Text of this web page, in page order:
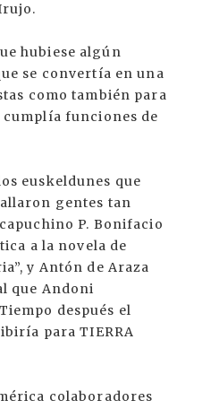
hubiese algún
se convertía en una
como también para
funciones de
euskeldunes que
gentes tan
P. Bonifacio
a la novela de
y Antón de Araza
que Andoni
después el
para TIERRA
colaboradores